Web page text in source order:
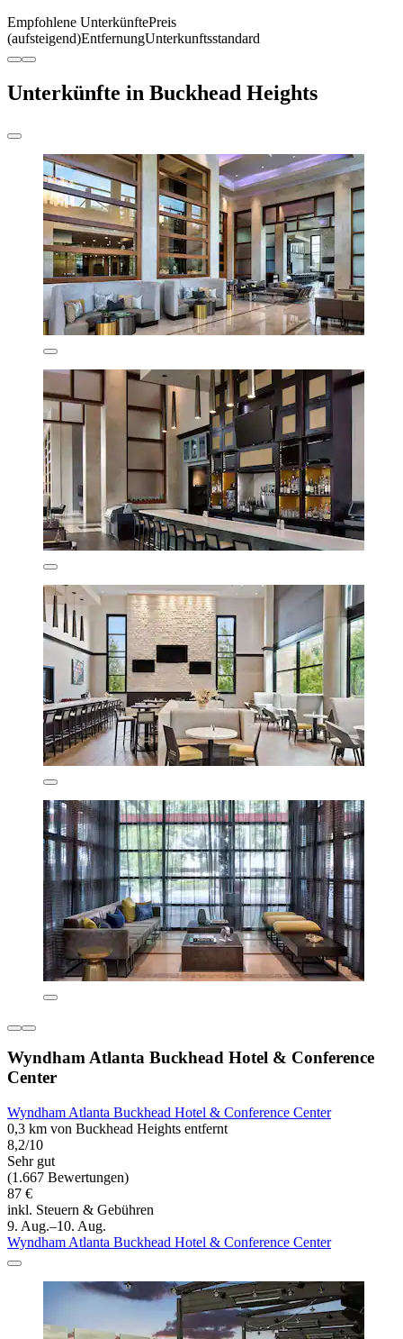
Empfohlene UnterkünftePreis
(aufsteigend)EntfernungUnterkunftsstandard
Unterkünfte in Buckhead Heights
Wyndham Atlanta Buckhead Hotel & Conference
Center
Wyndham Atlanta Buckhead Hotel & Conference Center
0,3 km von Buckhead Heights entfernt
8,2/10
Sehr gut
(1.667 Bewertungen)
87 €
inkl. Steuern & Gebühren
9. Aug.–10. Aug.
Wyndham Atlanta Buckhead Hotel & Conference Center